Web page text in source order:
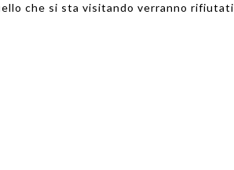
che si sta visitando verranno rifiutati